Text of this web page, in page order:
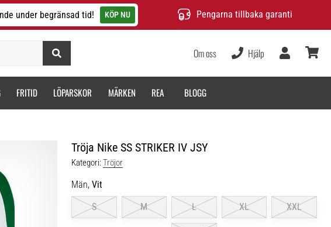
under begränsad tid! KÖP NU Pengarna tillbaka garanti
Om oss Hjälp
FRITID LÖPARSKOR MÄRKEN REA BLOGG
Tröja Nike SS STRIKER IV JSY
Kategori:Tröjor
Män, Vit
S
M L XL XXL